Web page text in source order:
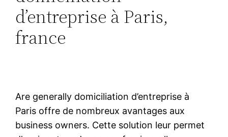
d’entreprise à Paris,
france
Are generally domiciliation d’entreprise à
Paris offre de nombreux avantages aux
business owners. Cette solution leur permet